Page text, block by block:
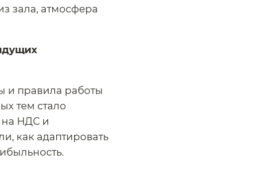
зала, атмосфера
и правила работы
тем стало
на НДС и
как адаптировать